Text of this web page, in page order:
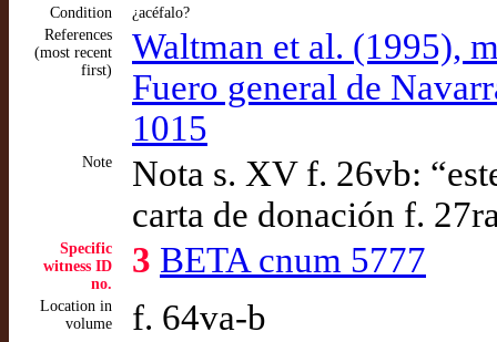
Condition
¿acéfalo?
References
(most recent
first)
Waltman et al. (1995),
Fuero general de
1015
Note
Nota s. XV f. 26vb:
carta de donación f.
Specific
witness ID
no.
3 BETA cnum 5777
Location in
volume
f. 64va-b